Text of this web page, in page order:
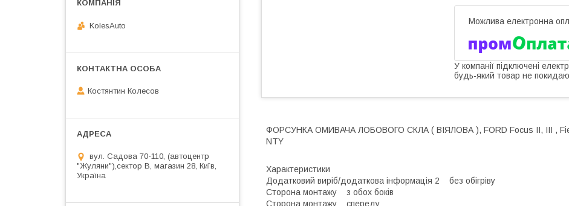
У компанії підключені
будь-який товар не
ФОРСУНКА ОМИВАЧА ЛОБОВОГО СКЛА ( ВІЯЛОВА ), FORD Focus II, III ,
NTY
Характеристики
Додатковий виріб/додаткова інформація 2 без обігріву
Сторона монтажу з обох боків
Сторона монтажу спереду
KolesAuto
Костянтин Колесов
вул. Садова 70-110, (автоцентр
"Жуляни"),сектор В, магазин 28, Київ,
Україна